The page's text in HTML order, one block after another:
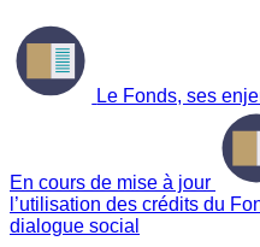
Le Fonds, ses
En cours de mise à jour
l’utilisation des crédits du
dialogue social